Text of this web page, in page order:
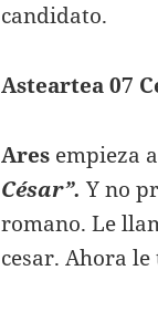
candidato.
Asteartea 07
Ares empieza
César”. Y no
romano. Le
cesar. Ahora